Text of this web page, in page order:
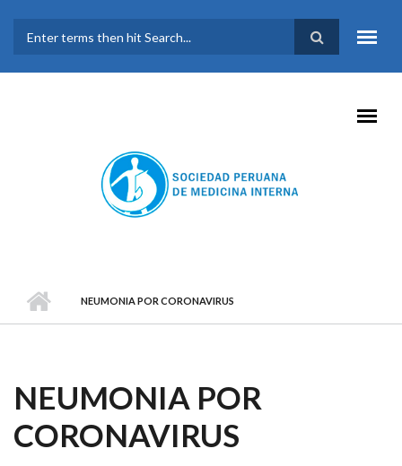
FORMULARIO DE
BÚSQUEDA
NEUMONIA POR CORONAVIRUS
NEUMONIA POR
CORONAVIRUS